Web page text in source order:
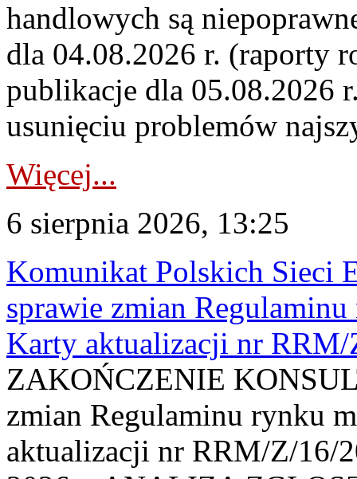
handlowych są
dla 04.08.2026 r. (raporty
publikacje dla 05.08.2026
usunięciu problemów
Więcej...
6 sierpnia 2026, 13:25
Komunikat Polskich Sieci
sprawie zmian
Karty aktualizacji nr
ZAKOŃCZENIE
zmian Regulaminu rynku
aktualizacji nr RRM/Z/16/